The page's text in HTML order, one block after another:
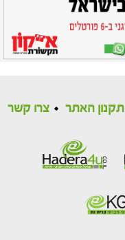
תקנון האתר צרו קשר